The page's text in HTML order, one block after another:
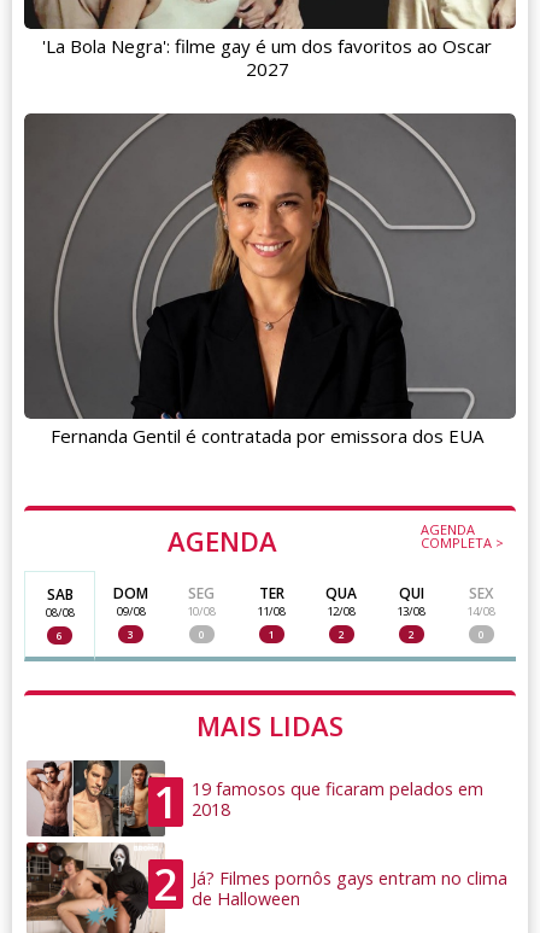
AGENDA AGENDA
COMPLETA >
SAB
08/08
6
DOM
09/08
3
SEG
10/08
0
TER
11/08
1
QUA
12/08
2
QUI
13/08
2
SEX
14/08
0
MAIS LIDAS
1
19 famosos que ficaram pelados em
2018
2
Já? Filmes pornôs gays entram no clima
de Halloween
'La Bola Negra': filme gay é um dos favoritos ao Oscar
2027
Fernanda Gentil é contratada por emissora dos EUA